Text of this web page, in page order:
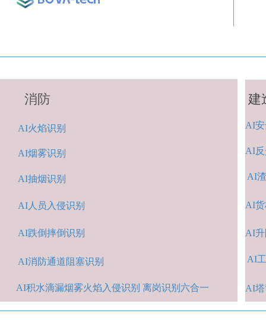
AI人 员入侵识别
AI消防通道阻塞识别
AI火焰识别
AI抽烟识别
AI跌倒摔倒识别
AI积水滴漏烟雾火焰入侵识别 离岗识别六合一
AI烟雾识别
建
AI
AI
AI
AI货
AI反
AI
AI
消防